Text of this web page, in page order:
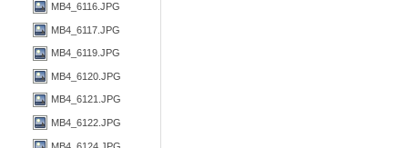
MB4_6116.JPG
MB4_6117.JPG
MB4_6119.JPG
MB4_6120.JPG
MB4_6121.JPG
MB4_6122.JPG